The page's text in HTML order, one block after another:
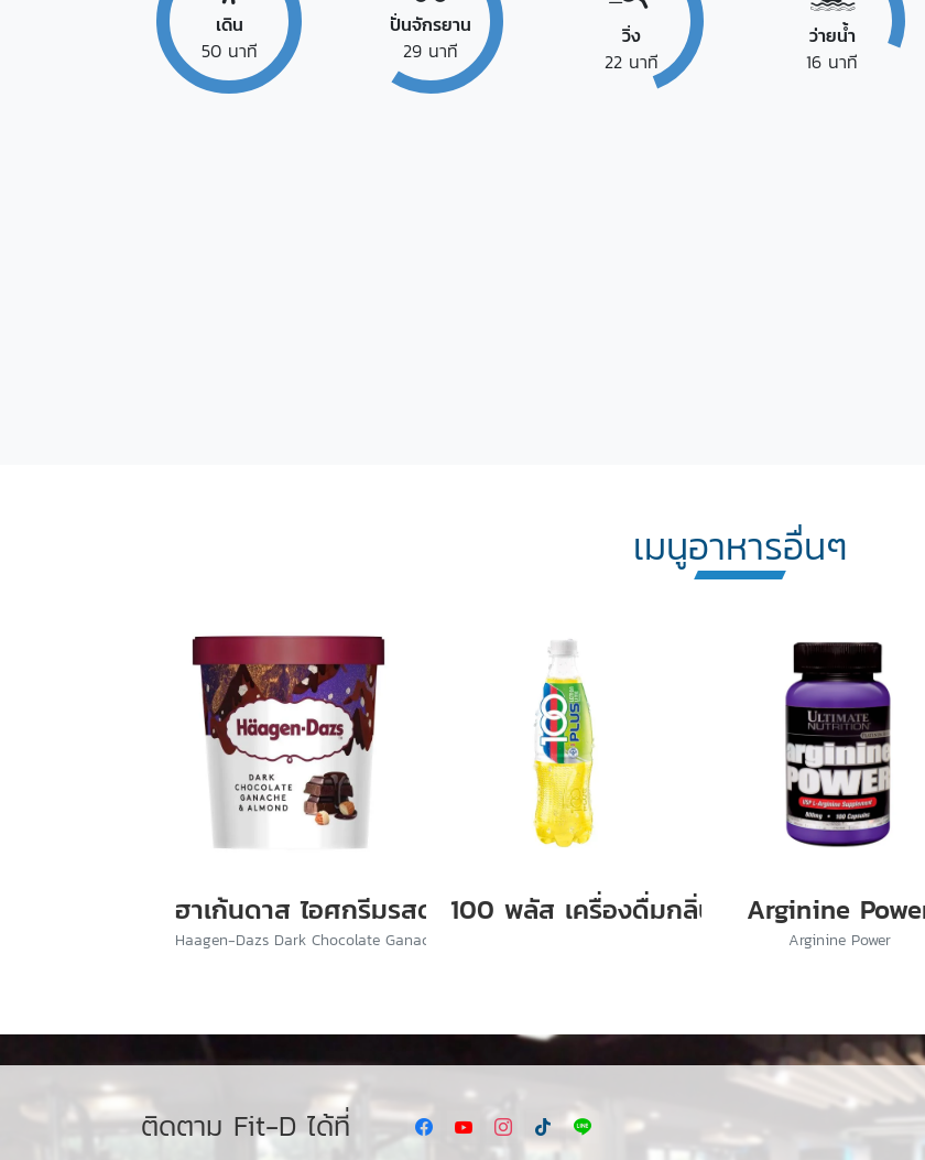
เดิน
50นาที
ปั่นจักรยาน
29นาที
วิ่ง
22นาที
ว่ายน้ำ
16 นาที
เมนูอาหารอื่นๆ
ฮาเก้นดาส ไอศกรีมรสดาร์กช็อกโกแล็ตและอัลมอนด์
Haagen-Dazs Dark Chocolate Ganache & Almond
100 พลัส เครื่องดื่มกลิ่นเลมอนArginine
Arginine Power
ติดตาม Fit-D ได้ที่